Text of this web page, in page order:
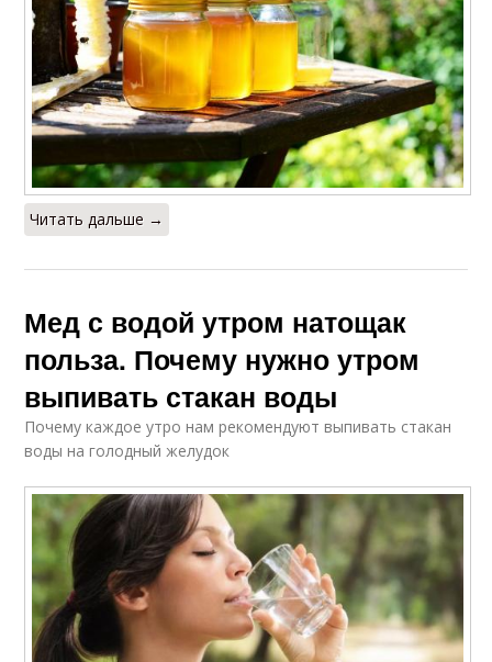
Читать дальше →
Мед с водой утром натощак
польза. Почему нужно утром
выпивать стакан воды
Почему каждое утро нам рекомендуют выпивать стакан
воды на голодный желудок